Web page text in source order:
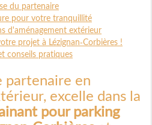
du partenaire
pour votre tranquillité
d'aménagement extérieur
projet à Lézignan-Corbières !
conseils pratiques
partenaire en
excelle dans la
pour parking